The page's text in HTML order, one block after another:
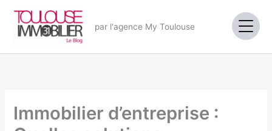
contenu
par l'agence My Toulouse
Immobilier d’entreprise :